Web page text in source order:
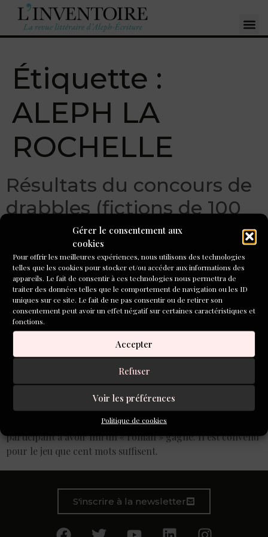
Gérer le consentement aux
cookies
Pour offrir les meilleures expériences, nous utilisons des technologies
telles que les cookies pour stocker et/ou accéder aux informations des
appareils. Le fait de consentir à ces technologies nous permettra de
traiter des données telles que le comportement de navigation ou les ID
uniques sur ce site. Le fait de ne pas consentir ou de retirer son
consentement peut avoir un effet négatif sur certaines caractéristiques et
fonctions.
Accepter
Refuser
Voir les préférences
Politique de cookies
Étiquette :
ALEPH LA
ROCHELLE
Résultats du concours de
drabbles (fictions de 100
mots) 1/2
Le terme vient du Grand Livre Rouge des Monty Python
(1971). Dans ce livre, il s’agit d’un jeu verbal : le premier
participant à avoir fini un « roman » gagne. Il est convenu
pour le jeu que cent mots suffisent.
S'inscrire à la newsletter